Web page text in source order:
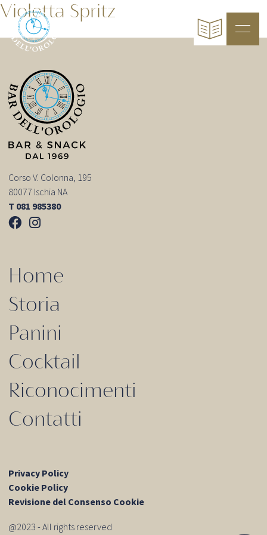
Violetta Spritz
Corso V. Colonna, 195
80077 Ischia NA
T 081 985380
Home
Storia
Panini
Cocktail
Riconocimenti
Contatti
Privacy Policy
Cookie Policy
Revisione del Consenso Cookie
@2023 - All rights reserved